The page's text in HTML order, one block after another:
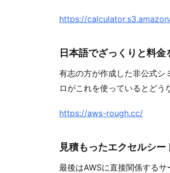
https://
日本語でざっくりと料
有志の方が作成した非公式シ
ロがこれを使っているとどう
https://aws-rough.cc/
見積もったエクセルシ
最後はAWSに直接関係する